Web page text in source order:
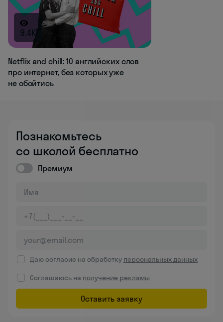
9.4K
Netflix and chill: 10 английских слов
про интернет, без которых уже
не обойтись
Познакомьтесь
со школой бесплатно
Премиум
Даю согласие на обработку персональных данных
Соглашаюсь на получение рекламы
Оставить заявку